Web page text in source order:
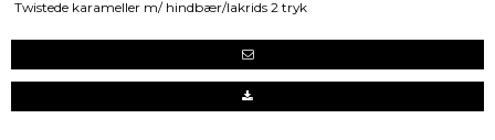
Twistede karameller m/ hindbær/lakrids 2 tryk